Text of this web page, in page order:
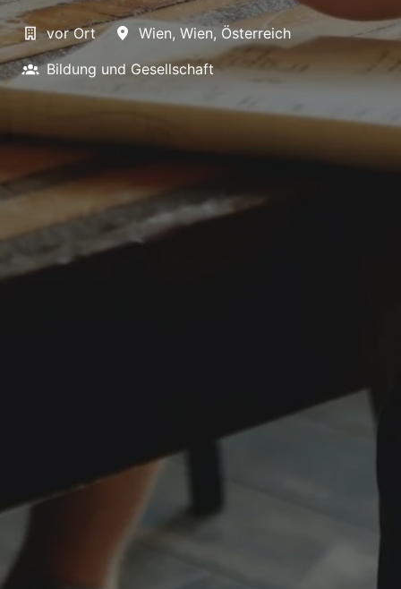
vor Ort Wien, Wien, Österreich
Bildung und Gesellschaft